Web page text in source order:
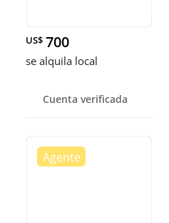
US$ 700
se alquila local
Cuenta verificada